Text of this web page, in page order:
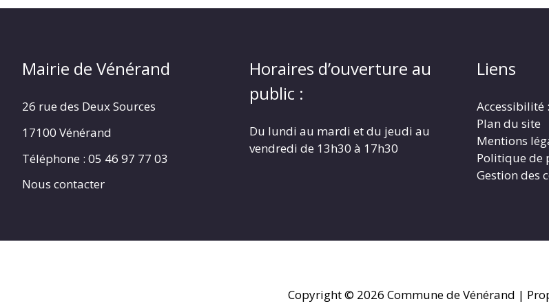
Mairie de Vénérand
26 rue des Deux Sources
17100 Vénérand
Téléphone : 05 46 97 77 03
Nous contacter
Horaires d’ouverture au
public :
Du lundi au mardi et du jeudi au
vendredi de 13h30 à 17h30
Liens
Accessibilité
Plan du site
Mentions
Politique de
Gestion des
Copyright © 2026 Commune de Vénérand |